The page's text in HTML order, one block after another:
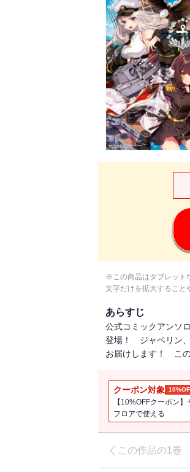
※この商品はタブレット
文字だけを拡大すること
あらすじ
公式コミックアンソ
登場！ ジャベリン、
お届けします！ こ
クーポン対象
【10%OFFクーポン
フロアで使える
この作品の1巻